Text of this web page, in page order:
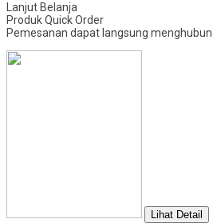
Lanjut Belanja
Produk Quick Order
Pemesanan dapat langsung
Lihat Detail